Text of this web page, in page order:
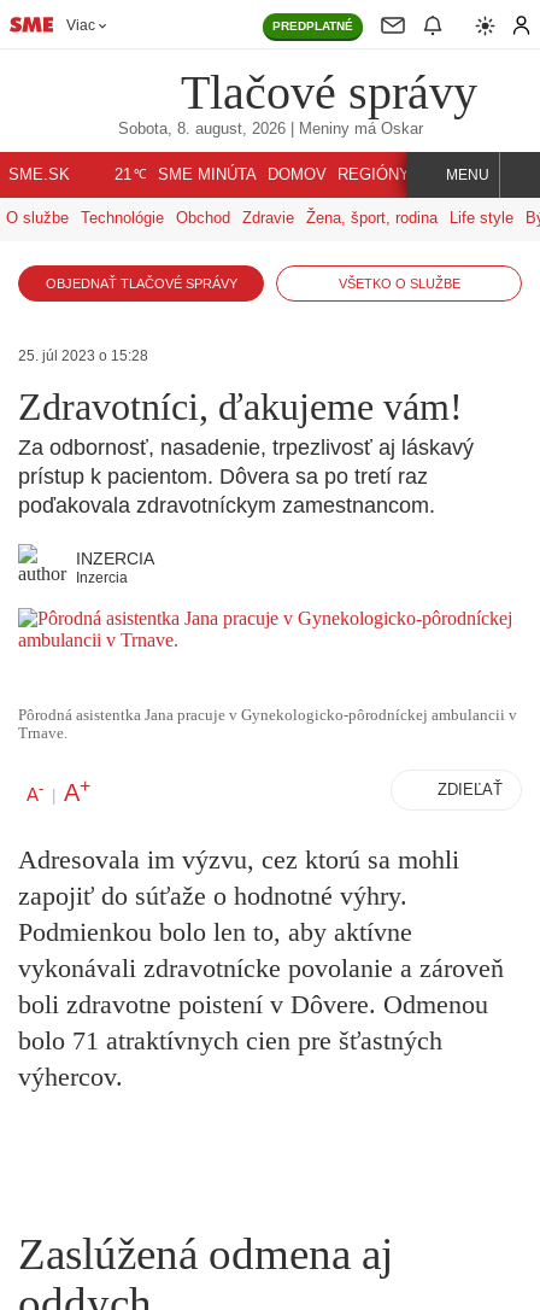
Viac PREDPLATNÉ
Tlačové správy
Sobota, 8. august, 2026| Meniny má Oskar
SME.SK 21℃ SME MINÚTA DOMOV REGIÓNY INDEX SVET
MENU
O službe Technológie Obchod Zdravie Žena, šport, rodina Life style
OBJEDNAŤ TLAČOVÉ SPRÁVY VŠETKO O SLUŽBE
25. júl 2023 o 15:28
Zdravotníci, ďakujeme vám!
Za odbornosť, nasadenie, trpezlivosť aj láskavý
prístup k pacientom. Dôvera sa po tretí raz
poďakovala zdravotníckym zamestnancom.
INZERCIA
Inzercia
Pôrodná asistentka Jana pracuje v Gynekologicko-pôrodníckej ambulancii v
Trnave.
A- | A+ ZDIEĽAŤ
Adresovala im výzvu, cez ktorú sa mohli
zapojiť do súťaže o hodnotné výhry.
Podmienkou bolo len to, aby aktívne
vykonávali zdravotnícke povolanie a zároveň
boli zdravotne poistení v Dôvere. Odmenou
bolo 71 atraktívnych cien pre šťastných
výhercov.
Zaslúžená odmena aj